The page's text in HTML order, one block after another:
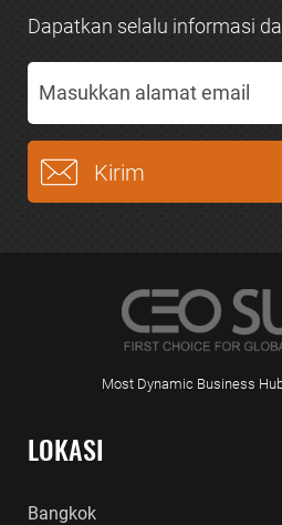
Dapatkan selalu informasi
Most Dynamic Business
LOKASI
Bangkok